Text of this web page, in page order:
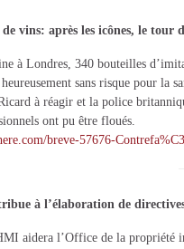
vins: après les icônes, le tour
à Londres, 340 bouteilles
sans risque pour la
à réagir et la police
ont pu être floués.
breve-57676-
à l’élaboration de
aidera l’Office de la propriété